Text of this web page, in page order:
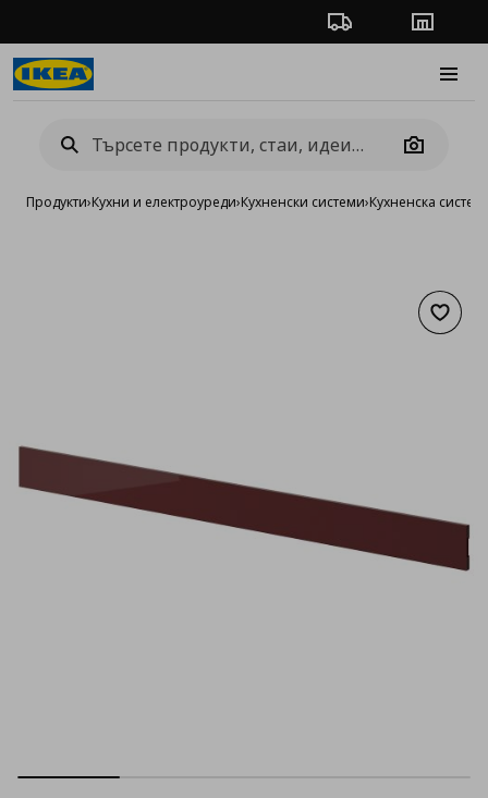
Проследяване на
Camera
Продукти›Кухни и електроуреди›Кухненски системи›Кухненска